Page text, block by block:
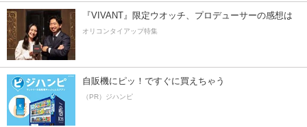
『VIVANT』限定ウオッチ、プロデューサーの感想は
オリコンタイアップ特集
自販機にピッ！ですぐに買えちゃう
（PR）ジハンピ